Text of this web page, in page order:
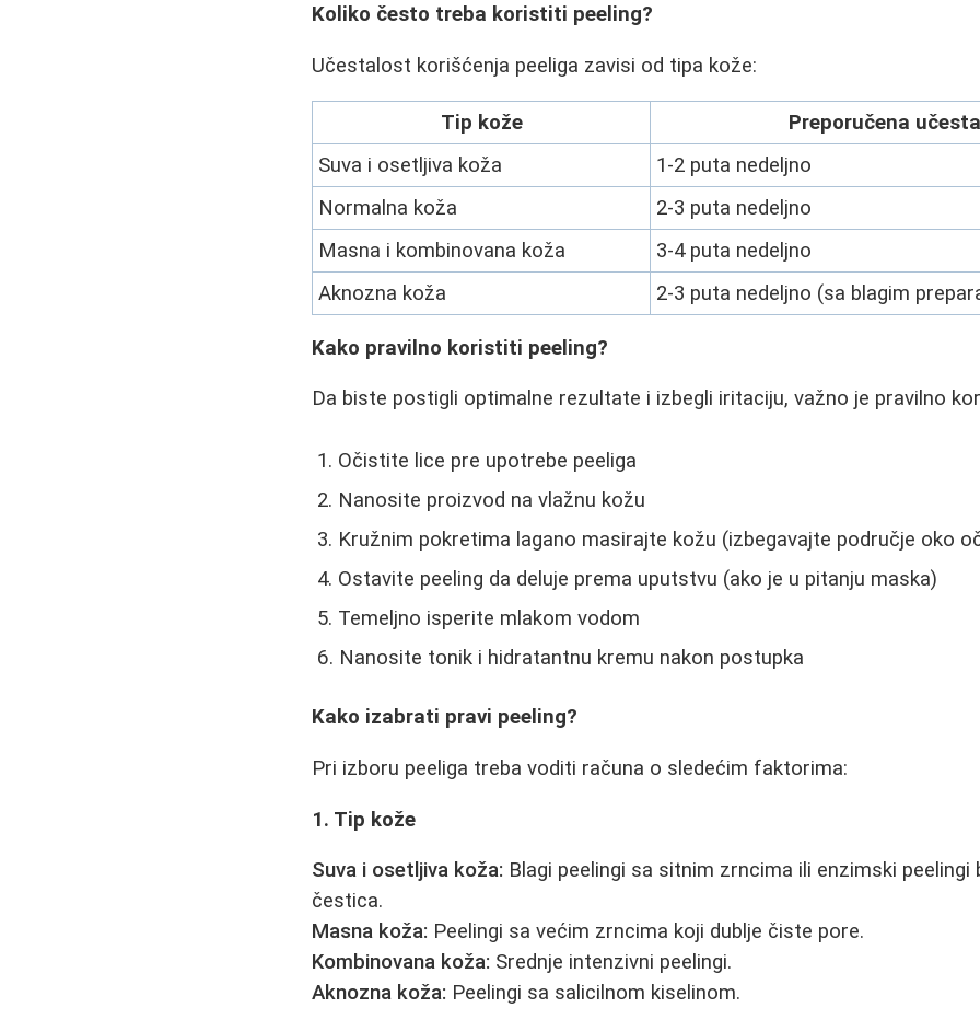
Koliko često treba koristiti peeling?
Učestalost korišćenja peeliga zavisi od tipa kože:
Tip kože
Preporučena
Suva i osetljiva koža
1-2 puta nedeljno
Normalna koža
2-3 puta nedeljno
Masna i kombinovana koža
3-4 puta nedeljno
Aknozna koža
2-3 puta nedeljno (sa blagim
Kako pravilno koristiti peeling?
Da biste postigli optimalne rezultate i izbegli iritaciju, važno je pravilno
Očistite lice pre upotrebe peeliga
Nanosite proizvod na vlažnu kožu
Kružnim pokretima lagano masirajte kožu (izbegavajte područje oko
Ostavite peeling da deluje prema uputstvu (ako je u pitanju maska)
Temeljno isperite mlakom vodom
Nanosite tonik i hidratantnu kremu nakon postupka
Kako izabrati pravi peeling?
Pri izboru peeliga treba voditi računa o sledećim faktorima:
1. Tip kože
Suva i osetljiva koža: Blagi peelingi sa sitnim zrncima ili enzimski peelingi
čestica.
Masna koža: Peelingi sa većim zrncima koji dublje čiste pore.
Kombinovana koža: Srednje intenzivni peelingi.
Aknozna koža: Peelingi sa salicilnom kiselinom.